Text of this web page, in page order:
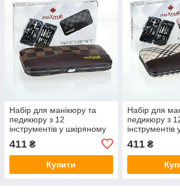
Набір для манікюру та
педикюру з 12
інструментів у шкіряному
411 ₴
Купити
Набір для
педикюру з
411₴